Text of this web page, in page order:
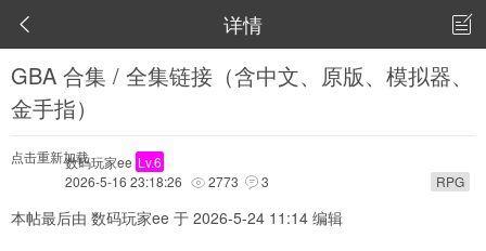
 详情 
GBA 合集 / 全集链接（含中文、原版、模拟器、
金手指）
点击重新加载数码玩家ee Lv.6
2026-5-16 23:18:26
 2773  3 RPG
本帖最后由 数码玩家ee 于 2026-5-24 11:14 编辑